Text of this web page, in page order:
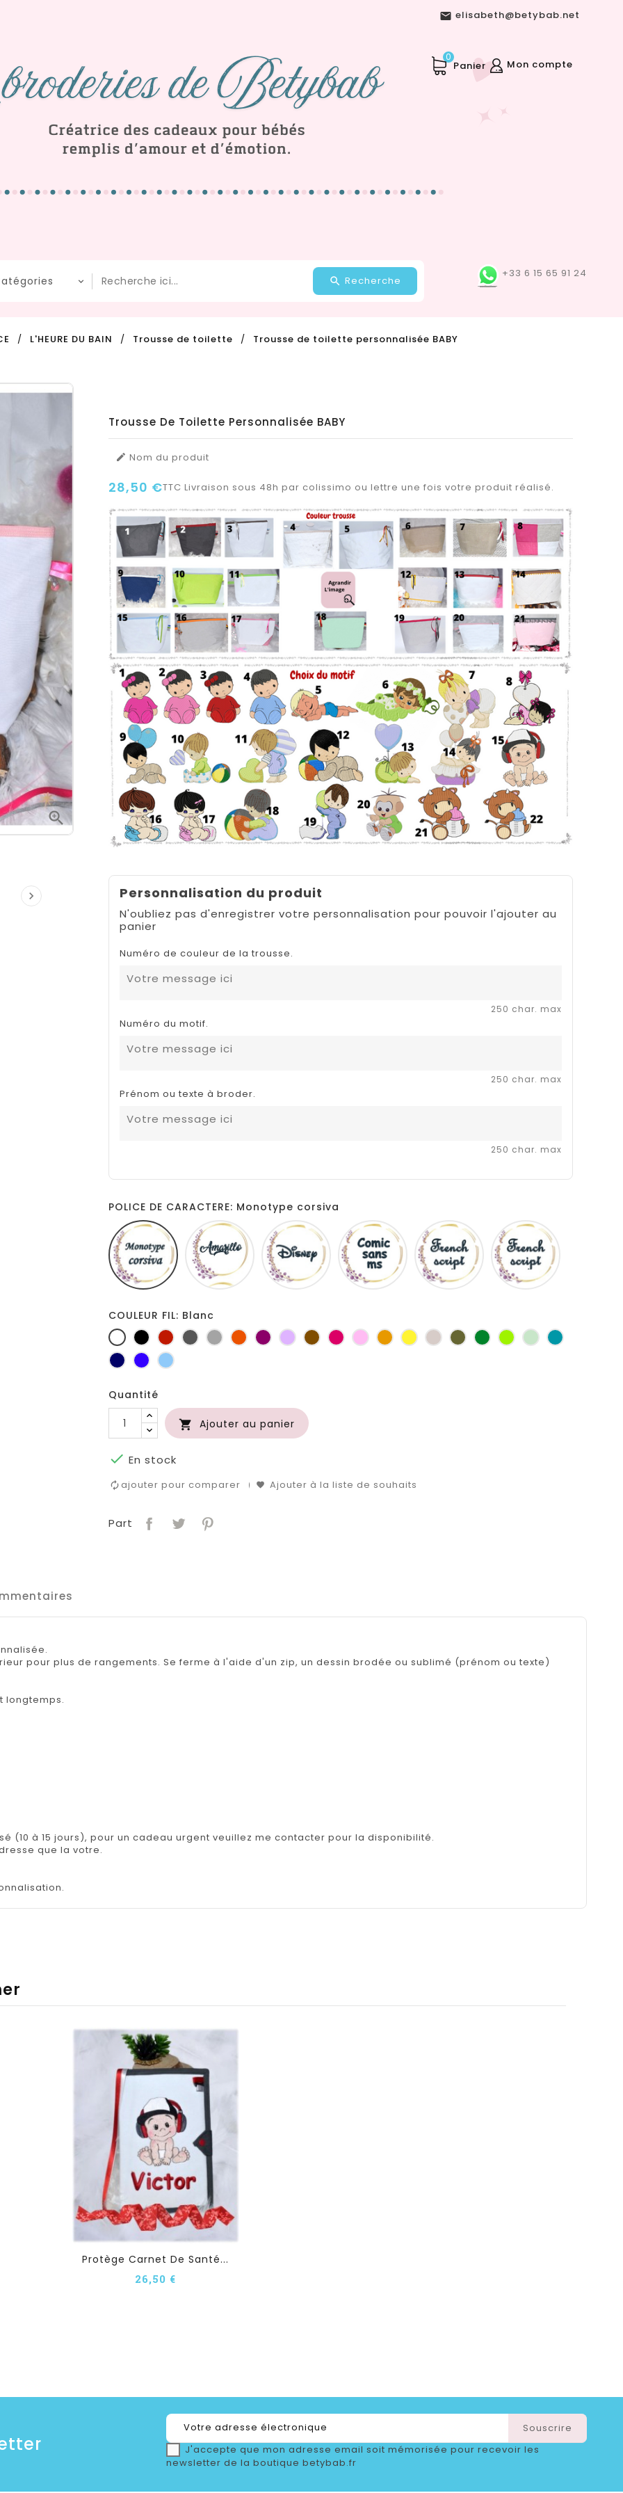
 elisabeth@betybab.net
Mon compte
Panier
0
+33 6 15 65 91 24
Recherche
L'HEURE DU BAIN Trousse de toilette Trousse de toilette personnalisée BABY


Trousse De Toilette Personnalisée BABY
 Nom du produit
28,50 €TTC Livraison sous 48h par colissimo ou lettre une fois votre produit réalisé.
Personnalisation du produit
N'oubliez pas d'enregistrer votre personnalisation pour pouvoir l'ajouter au
panier
Numéro de couleur de la trousse.
250 char. max
Numéro du motif.
250 char. max
Prénom ou texte à broder.
250 char. max
POLICE DE CARACTERE: Monotype corsiva
Monotype
corsiva
Amarillo Disney
Comic
sans
ms
French
script
COULEUR FIL: Blanc
BlancNoir RougeGris
foncé
Gris
clair
Orange
PruneLilasMarronFuchsia
RoseJaune
d'or
jauneFicelleKaki Vert
bouteille
Anis Vert
d'eau
Turquoise
MarineBleu
roi
Bleu
Quantité
 Ajouter au panier
 En stock
ajouter pour comparer Ajouter à la liste de souhaits
Part
pour plus de rangements. Se ferme à l'aide d'un zip, un dessin brodée ou sublimé (prénom ou texte)
longtemps.
(10 à 15 jours), pour un cadeau urgent veuillez me contacter pour la disponibilité.
que la votre.
Protège Carnet De Santé...
26,50 €
J'accepte que mon adresse email soit mémorisée pour recevoir les
newsletter de la boutique betybab.fr